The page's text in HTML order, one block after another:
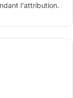
l'attribution.